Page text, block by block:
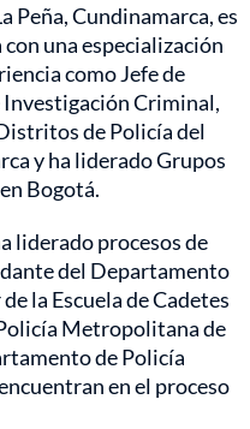
Peña, Cundinamarca, es
una especialización
como Jefe de
Investigación Criminal,
de Policía del
y ha liderado Grupos
Bogotá.
liderado procesos de
del Departamento
la Escuela de Cadetes
Metropolitana de
de Policía
en el proceso